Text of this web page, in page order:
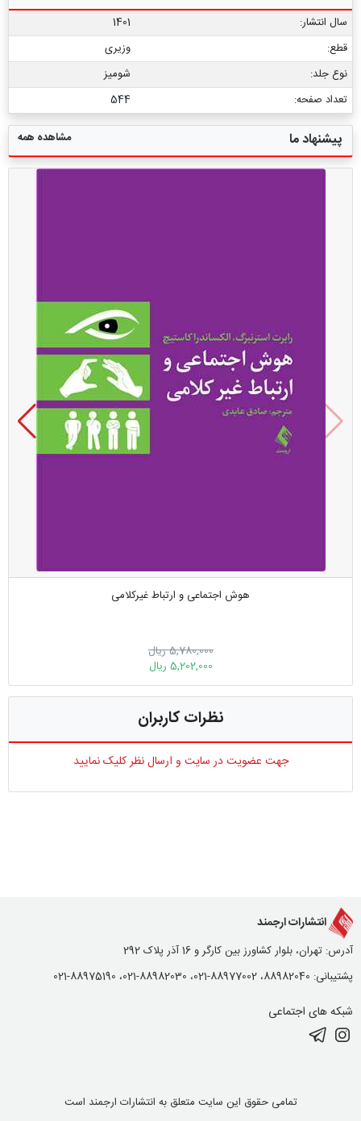
سال انتشار:
1401
قطع:
وزیری
نوع جلد:
شومیز
تعداد صفحه:
544
پیشنهاد ما مشاهده همه
هوش اجتماعی و ارتباط غیر‌کلامی
5,780,000 ریال
5,202,000 ریال
نظرات کاربران
جهت عضویت در سایت و ارسال نظر کلیک نمایید
انتشارات ارجمند
آدرس: تهران، بلوار کشاورز بین کارگر و 16 آذر پلاک 292
پشتیبانی: 88982040، 88977002-021، 88982030-021، 88975190-021
شبکه های اجتماعی
تمامی حقوق این سایت متعلق به انتشارات ارجمند است